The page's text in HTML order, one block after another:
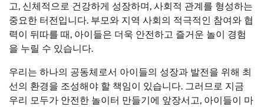
고, 신체적으로 건강하게 성장하며, 사회적 관계를 형성하는
중요한 터전입니다. 부모와 지역 사회의 적극적인 참여와 협
력이 뒤따를 때, 아이들은 더욱 안전하고 즐거운 놀이 경험
을 누릴 수 있습니다.
우리는 하나의 공동체로서 아이들의 성장과 발전을 위해 최
선의 환경을 조성해야 할 책임이 있습니다. 그러므로 지금
우리 모두가 안전한 놀이터 만들기에 앞장서고, 아이들이 마